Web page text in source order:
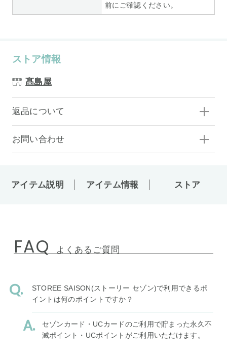
前にご確認ください。
ストア情報
髙島屋
返品について
お問い合わせ
アイテム説明 アイテム情報 ストア
FAQ よくあるご質問
STOREE SAISON(ストーリー セゾン)で利用できるポ
イントは何のポイントですか？
セゾンカード・UCカードのご利用で貯まった永久不
滅ポイント・UCポイントがご利用いただけます。